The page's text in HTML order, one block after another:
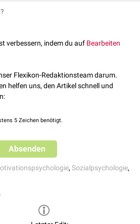
Motivation geht u.a. auf die
angeborenen Drang zurAutonomie
zwischen drei grundlegenden Formen
zurintrinsischen Motivation
verbessern, indem du auf Bearbeiten
Flexikon-Redaktionsteam darum.
helfen uns, den Artikel schnell und
5 Zeichen benötigt.
Absenden
, Sozialpsychologie,